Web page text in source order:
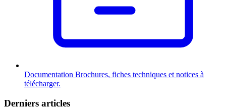
Documentation Brochures, fiches techniques et notices à
télécharger.
Derniers articles